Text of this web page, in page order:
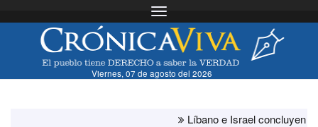
Toggle navigation
Viernes, 07 de agosto del 2026
Líbano e Israel concluyen